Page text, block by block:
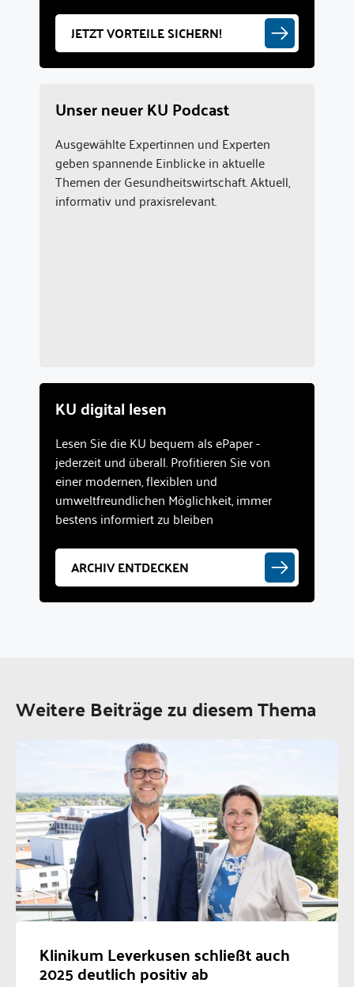
JETZT VORTEILE SICHERN!
Unser neuer KU Podcast
Ausgewählte Expertinnen und Experten
geben spannende Einblicke in aktuelle
Themen der Gesundheitswirtschaft. Aktuell,
informativ und praxisrelevant.
KU digital lesen
Lesen Sie die KU bequem als ePaper -
jederzeit und überall. Profitieren Sie von
einer modernen, flexiblen und
umweltfreundlichen Möglichkeit, immer
bestens informiert zu bleiben
ARCHIV ENTDECKEN
Weitere Beiträge zu diesem Thema
Klinikum Leverkusen schließt auch
2025 deutlich positiv ab